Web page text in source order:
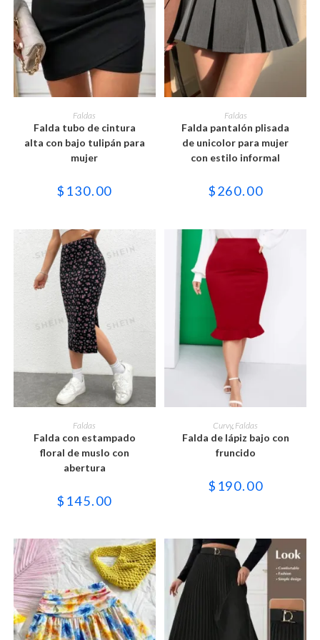
SELECCIONAR OPCIONES
Este
producto
tiene
múltiples
variantes.
opciones
elegir
de
producto
Faldas
Falda tubo de cintura
alta con bajo tulipán para
mujer
$ 130.00
SELECCIONAR OPCIONES
Este
producto
tiene
múltiples
variantes.
Las
opciones
elegir
producto
Faldas
Falda pantalón plisada
de unicolor para mujer
con estilo informal
$260.00
SELECCIONAR OPCIONES
Este
producto
tiene
múltiples
variantes.
opciones
elegir
de
producto
Faldas
Falda con estampado
floral de muslo con
abertura
$ 145.00
SELECCIONAR OPCIONES
Este
producto
tiene
múltiples
variantes.
se
pueden
de
producto
Curvy, Faldas
Falda de lápiz bajo con
fruncido
$ 190.00